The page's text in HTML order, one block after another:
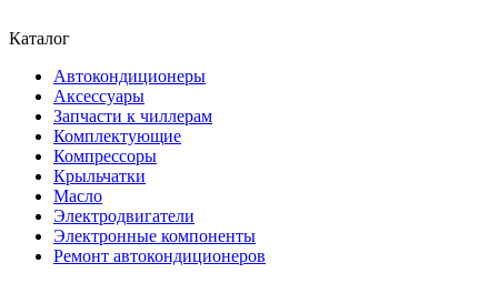
Каталог
Автокондиционеры
Аксессуары
Запчасти к чиллерам
Комплектующие
Компрессоры
Крыльчатки
Масло
Электродвигатели
Электронные компоненты
Ремонт автокондиционеров